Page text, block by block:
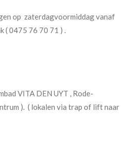
op zaterdagvoormiddag vanaf
( 0475 76 70 71 ) .
VITA DEN UYT , Rode-
). ( lokalen via trap of lift naar